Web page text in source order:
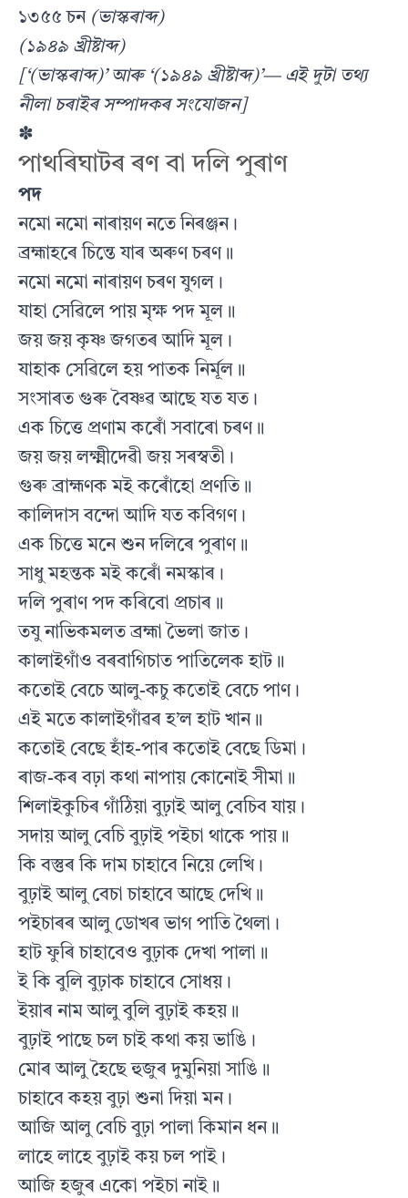
১৩৫৫ চন (ভাস্কৰাব্দ)
(১৯৪৯ খ্ৰীষ্টাব্দ)
[‘(ভাস্কৰাব্দ)’ আৰু ‘(১৯৪৯ খ্ৰীষ্টাব্দ)’— এই দুটা তথ্য
নীলা চৰাইৰ সম্পাদকৰ সংযোজন]
✽
পাথৰিঘাটৰ ৰণ বা দলি পুৰাণ
পদ
নমো নমো নাৰায়ণ নতে নিৰঞ্জন।
ব্ৰহ্মাহৰে চিন্তে যাৰ অৰুণ চৰণ॥
নমো নমো নাৰায়ণ চৰণ যুগল।
যাহা সেৱিলে পায় মৃক্ষ পদ মূল॥
জয় জয় কৃষ্ণ জগতৰ আদি মূল।
যাহাক সেৱিলে হয় পাতক নিৰ্মূল॥
সংসাৰত গুৰু বৈষ্ণৱ আছে যত যত।
এক চিত্তে প্ৰণাম কৰোঁ সবাৰো চৰণ॥
জয় জয় লক্ষ্মীদেৱী জয় সৰস্বতী।
গুৰু ব্ৰাহ্মণক মই কৰোঁহো প্ৰণতি॥
কালিদাস বন্দো আদি যত কবিগণ।
এক চিত্তে মনে শুন দলিৰে পুৰাণ॥
সাধু মহন্তক মই কৰোঁ নমস্কাৰ।
দলি পুৰাণ পদ কৰিবো প্ৰচাৰ॥
তযু নাভিকমলত ব্ৰহ্মা ভৈলা জাত।
কালাইগাঁও বৰবাগিচাত পাতিলেক হাট॥
কতোই বেচে আলু-কচু কতোই বেচে পাণ।
এই মতে কালাইগাঁৱৰ হ’ল হাট খান॥
কতোই বেছে হাঁহ-পাৰ কতোই বেছে ডিমা।
ৰাজ-কৰ বঢ়া কথা নাপায় কোনোই সীমা॥
শিলাইকুচিৰ গাঁঠিয়া বুঢ়াই আলু বেচিব যায়।
সদায় আলু বেচি বুঢ়াই পইচা থাকে পায়॥
কি বস্তুৰ কি দাম চাহাবে নিয়ে লেখি।
বুঢ়াই আলু বেচা চাহাবে আছে দেখি॥
পইচাৰৰ আলু ডোখৰ ভাগ পাতি থৈলা।
হাট ফুৰি চাহাবেও বুঢ়াক দেখা পালা॥
ই কি বুলি বুঢ়াক চাহাবে সোধয়।
ইয়াৰ নাম আলু বুলি বুঢ়াই কহয়॥
বুঢ়াই পাছে চল চাই কথা কয় ভাঙি।
মোৰ আলু হৈছে হুজুৰ দুমুনিয়া সাঙি॥
চাহাবে কহয় বুঢ়া শুনা দিয়া মন।
আজি আলু বেচি বুঢ়া পালা কিমান ধন॥
লাহে লাহে বুঢ়াই কয় চল পাই।
আজি হজুৰ একো পইচা নাই॥